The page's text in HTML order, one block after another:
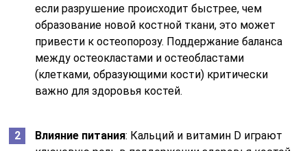
если разрушение происходит быстрее, чем
образование новой костной ткани, это может
привести к остеопорозу. Поддержание баланса
между остеокластами и остеобластами
(клетками, образующими кости) критически
важно для здоровья костей.
Влияние питания: Кальций и витамин D играют